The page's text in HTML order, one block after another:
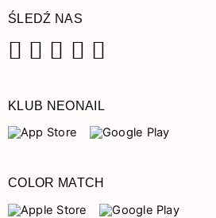
ŚLEDŹ NAS
KLUB NEONAIL
COLOR MATCH